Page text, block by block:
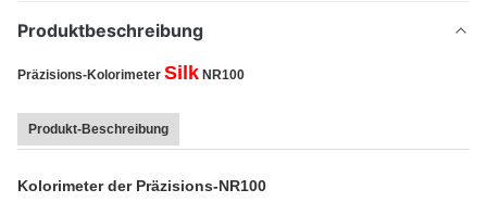
Produktbeschreibung
Präzisions-Kolorimeter Silk NR100
Produkt-Beschreibung
Kolorimeter der Präzisions-NR100